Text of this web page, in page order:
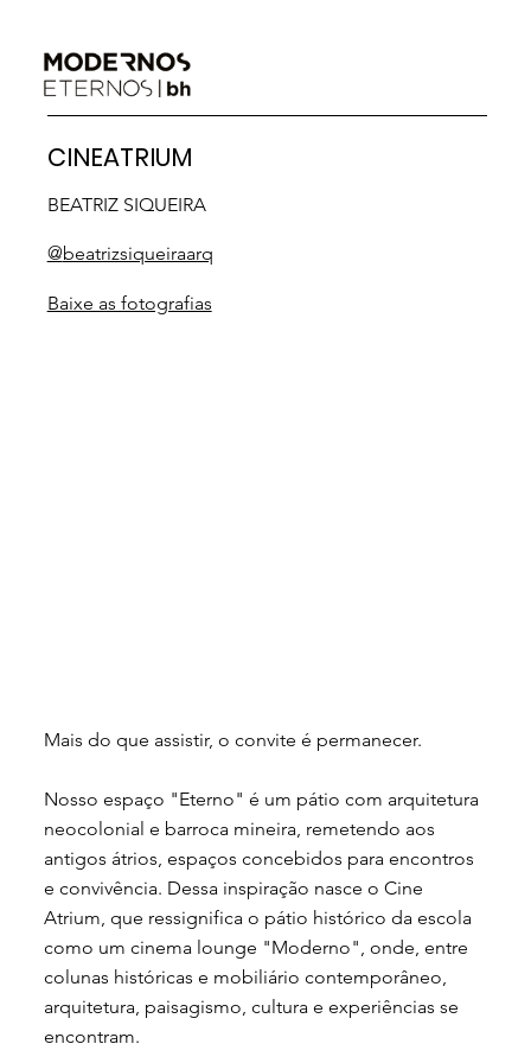
CINEATRIUM
BEATRIZ SIQUEIRA
@beatrizsiqueiraarq
Baixe as fotografias
Mais do que assistir, o convite é permanecer.
Nosso espaço "Eterno" é um pátio com arquitetura
neocolonial e barroca mineira, remetendo aos
antigos átrios, espaços concebidos para encontros
e convivência. Dessa inspiração nasce o Cine
Atrium, que ressignifica o pátio histórico da escola
como um cinema lounge "Moderno", onde, entre
colunas históricas e mobiliário contemporâneo,
arquitetura, paisagismo, cultura e experiências se
encontram.